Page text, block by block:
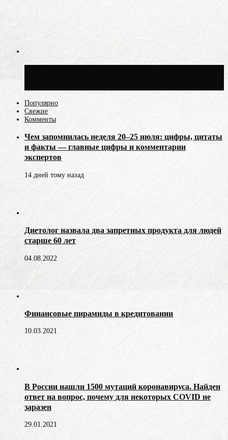
Популярно
Свежие
Комменты
Чем запомнилась неделя 20–25 июля: цифры, цитаты
и факты — главные цифры и комментарии
экспертов
14 дней тому назад
Диетолог назвала два запретных продукта для людей
старше 60 лет
04.08.2022
Финансовые пирамиды в кредитовании
10.03.2021
В России нашли 1500 мутаций коронавируса. Найден
ответ на вопрос, почему для некоторых COVID не
заразен
29.01.2021